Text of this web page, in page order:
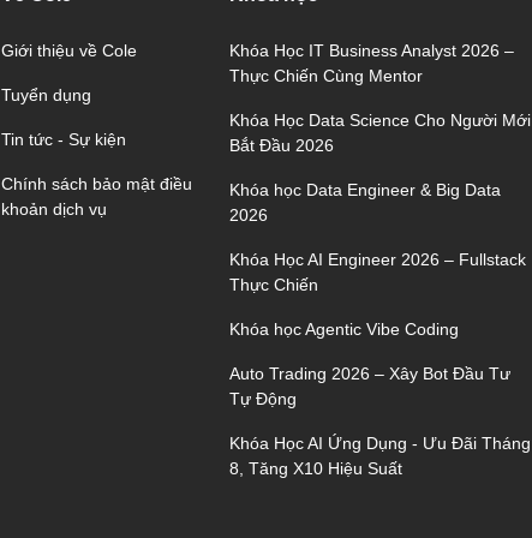
Giới thiệu về Cole
Tuyển dụng
Tin tức - Sự kiện
Chính sách bảo mật điều
khoản dịch vụ
Khóa Học IT Business Analyst 2026 –
Thực Chiến Cùng Mentor
Khóa Học Data Science Cho Người Mới
Bắt Đầu 2026
Khóa học Data Engineer & Big Data
2026
Khóa Học AI Engineer 2026 – Fullstack
Thực Chiến
Khóa học Agentic Vibe Coding
Auto Trading 2026 – Xây Bot Đầu Tư
Tự Động
Khóa Học AI Ứng Dụng - Ưu Đãi Tháng
8, Tăng X10 Hiệu Suất